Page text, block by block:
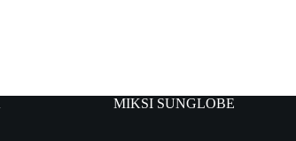
MIKSI SUNGLOBE